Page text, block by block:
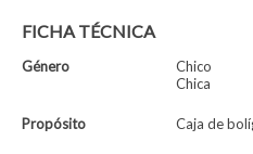
FICHA TÉCNICA
Género
Chico
Chica
Propósito Caja de